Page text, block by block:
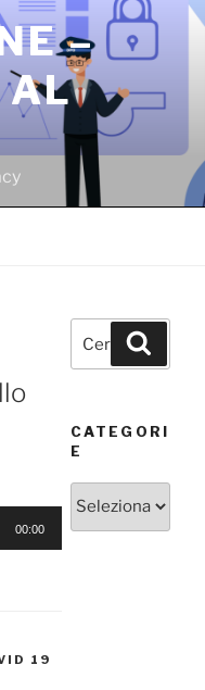
–
AL
00:00
19
Cerca:
CATEGORI
E